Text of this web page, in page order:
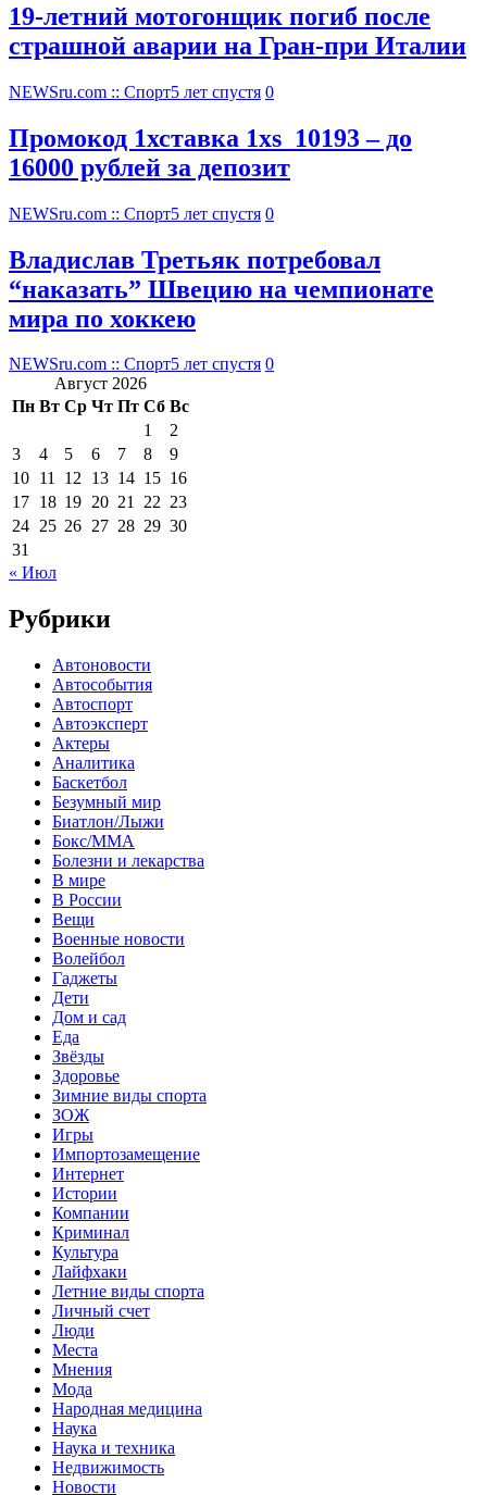
19-летний мотогонщик погиб после
страшной аварии на Гран-при Италии
NEWSru.com :: Спорт5 лет спустя 0
Промокод 1хставка 1xs_10193 – до
16000 рублей за депозит
NEWSru.com :: Спорт5 лет спустя 0
Владислав Третьяк потребовал
“наказать” Швецию на чемпионате
мира по хоккею
NEWSru.com :: Спорт5 лет спустя 0
Август 2026
Пн Вт Ср Чт Пт Сб Вс
1
2
3
4 5 6 7 8
9
10 11 12 13 14 15 16
17 18 19 20 21 22 23
24 25 26 27 28 29 30
31
« Июл
Рубрики
Автоновости
Автособытия
Автоспорт
Автоэксперт
Актеры
Аналитика
Баскетбол
Безумный мир
Биатлон/Лыжи
Бокс/MMA
Болезни и лекарства
В мире
В России
Вещи
Военные новости
Волейбол
Гаджеты
Дети
Дом и сад
Еда
Звёзды
Здоровье
Зимние виды спорта
ЗОЖ
Игры
Импортозамещение
Интернет
Истории
Компании
Криминал
Культура
Лайфхаки
Летние виды спорта
Личный счет
Люди
Места
Мнения
Мода
Народная медицина
Наука
Наука и техника
Недвижимость
Новости